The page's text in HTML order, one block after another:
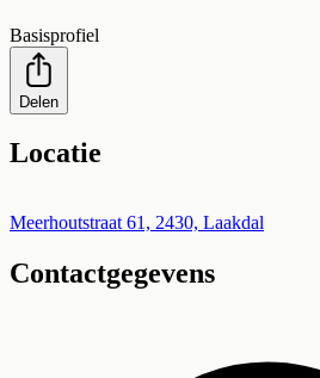
Basisprofiel
Delen
Locatie
+
−
Meerhoutstraat 61, 2430, Laakdal
Contactgegevens